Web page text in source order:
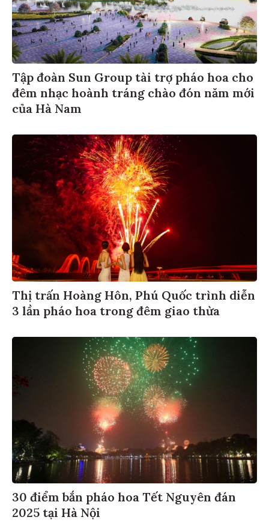
Tập đoàn Sun Group tài trợ pháo hoa cho
đêm nhạc hoành tráng chào đón năm mới
của Hà Nam
Thị trấn Hoàng Hôn, Phú Quốc trình diễn
3 lần pháo hoa trong đêm giao thừa
30 điểm bắn pháo hoa Tết Nguyên đán
2025 tại Hà Nội